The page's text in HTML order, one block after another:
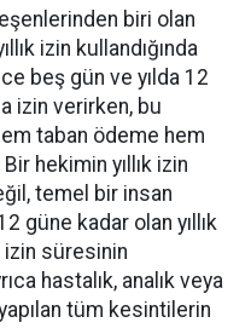
biri olan
izin kullandığında
beş gün ve yılda 12
izin verirken, bu
taban ödeme hem
hekimin yıllık izin
temel bir insan
güne kadar olan yıllık
izin süresinin
hastalık, analık veya
tüm kesintilerin